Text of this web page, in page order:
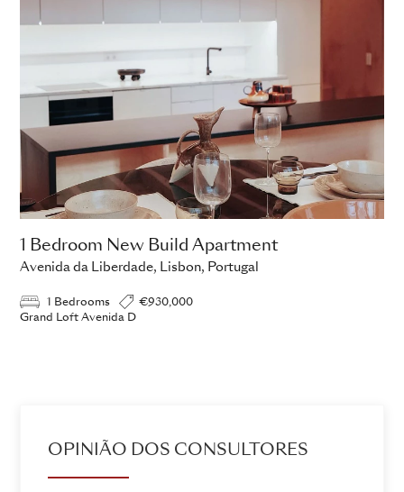
1 Bedroom New Build Apartment
Avenida da Liberdade, Lisbon, Portugal
1 Bedrooms
€930,000
Grand Loft Avenida D
OPINIÃO DOS CONSULTORES